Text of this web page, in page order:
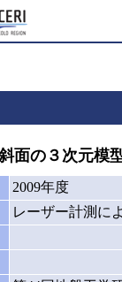
の３次元模
2009年度
レーザー計測に